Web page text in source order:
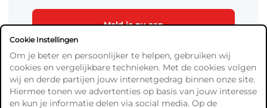
Meld je nu aan
Cookie Instellingen
Om je beter en persoonlijker te helpen, gebruiken wij
cookies en vergelijkbare technieken. Met de cookies volgen
wij en derde partijen jouw internetgedrag binnen onze site.
Hiermee tonen we advertenties op basis van jouw interesse
en kun je informatie delen via social media. Op de